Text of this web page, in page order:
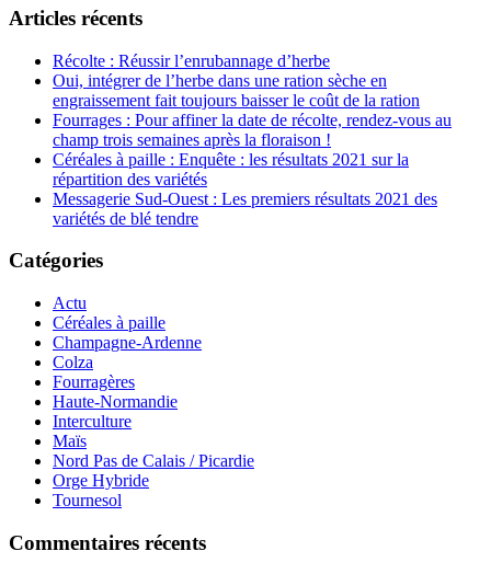
Articles récents
Récolte : Réussir l’enrubannage d’herbe
Oui, intégrer de l’herbe dans une ration sèche en
engraissement fait toujours baisser le coût de la ration
Fourrages : Pour affiner la date de récolte, rendez-vous au
champ trois semaines après la floraison !
Céréales à paille : Enquête : les résultats 2021 sur la
répartition des variétés
Messagerie Sud-Ouest : Les premiers résultats 2021 des
variétés de blé tendre
Catégories
Actu
Céréales à paille
Champagne-Ardenne
Colza
Fourragères
Haute-Normandie
Interculture
Maïs
Nord Pas de Calais / Picardie
Orge Hybride
Tournesol
Commentaires récents